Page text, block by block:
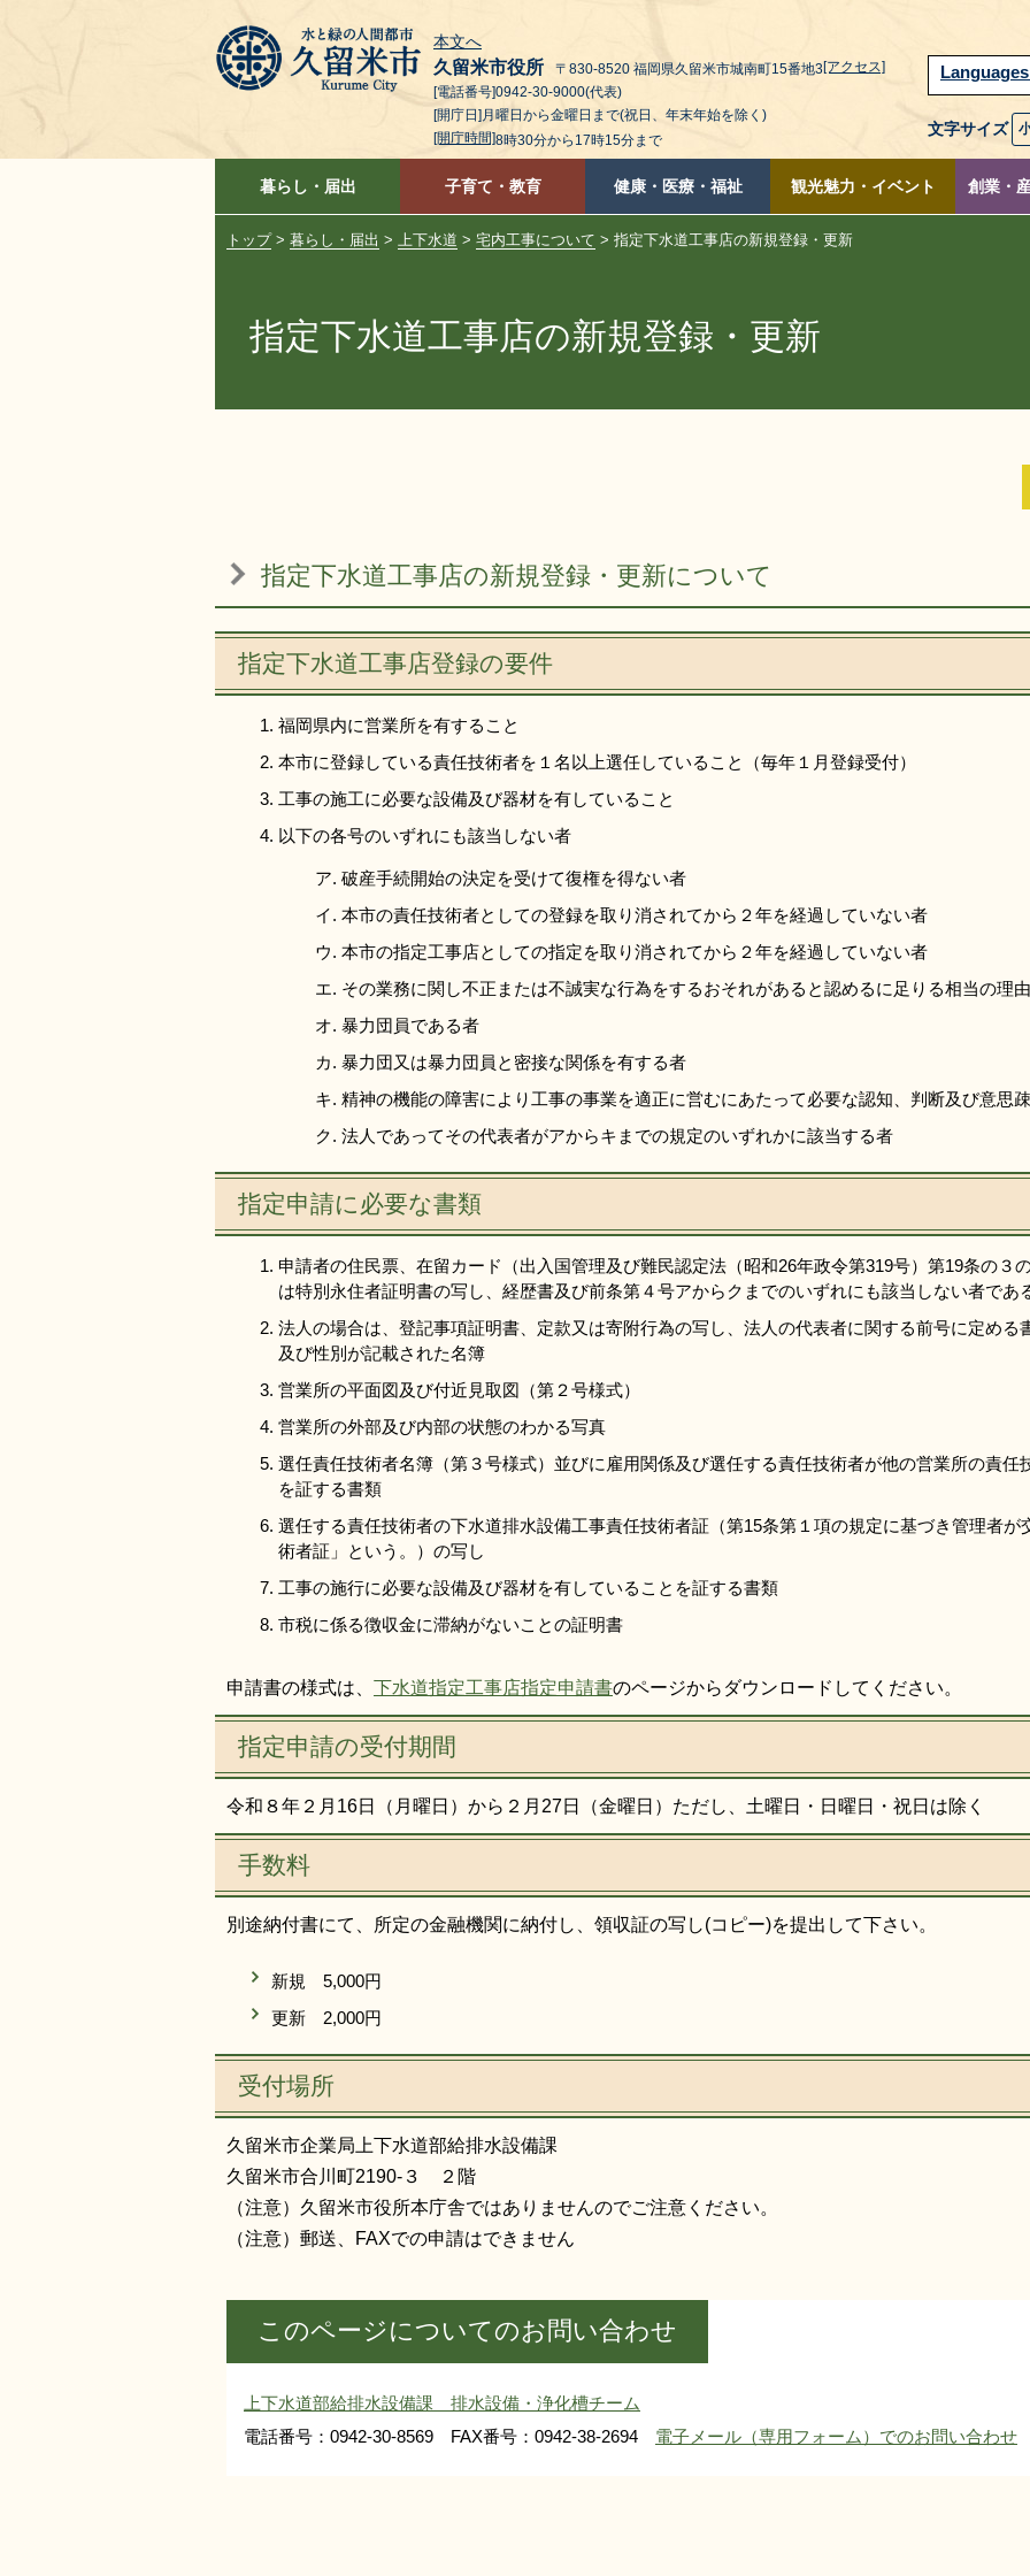
本文へ
久留米市役所 〒830-8520 福岡県久留米市城南町15番地3[アクセス]
[電話番号]0942-30-9000(代表)
[開庁日]月曜日から金曜日まで(祝日、年末年始を除く)
[開庁時間]8時30分から17時15分まで
Languages
文字サイズ
暮らし・届出 子育て・教育 健康・医療・福祉 観光魅力・イベント 創業・
トップ> 暮らし・届出 > 上下水道 > 宅内工事について > 指定下水道工事店の新規登録・更新
指定下水道工事店の新規登録・更新
指定下水道工事店の新規登録・更新について
指定下水道工事店登録の要件
福岡県内に営業所を有すること
本市に登録している責任技術者を１名以上選任していること（毎年１月登録受付）
工事の施工に必要な設備及び器材を有していること
以下の各号のいずれにも該当しない者
破産手続開始の決定を受けて復権を得ない者
本市の責任技術者としての登録を取り消されてから２年を経過していない者
本市の指定工事店としての指定を取り消されてから２年を経過していない者
その業務に関し不正または不誠実な行為をするおそれがあると認めるに足りる相当の理
暴力団員である者
暴力団又は暴力団員と密接な関係を有する者
精神の機能の障害により工事の事業を適正に営むにあたって必要な認知、判断及び意思
法人であってその代表者がアからキまでの規定のいずれかに該当する者
指定申請に必要な書類
申請者の住民票、在留カード（出入国管理及び難民認定法（昭和26年政令第319号）第19条の３
は特別永住者証明書の写し、経歴書及び前条第４号アからクまでのいずれにも該当しない者であ
法人の場合は、登記事項証明書、定款又は寄附行為の写し、法人の代表者に関する前号に定める
及び性別が記載された名簿
営業所の平面図及び付近見取図（第２号様式）
営業所の外部及び内部の状態のわかる写真
選任責任技術者名簿（第３号様式）並びに雇用関係及び選任する責任技術者が他の営業所の責任
を証する書類
選任する責任技術者の下水道排水設備工事責任技術者証（第15条第１項の規定に基づき管理者
術者証」という。）の写し
工事の施行に必要な設備及び器材を有していることを証する書類
市税に係る徴収金に滞納がないことの証明書
申請書の様式は、 下水道指定工事店指定申請書のページからダウンロードしてください。
指定申請の受付期間
令和８年２月16日（月曜日）から２月27日（金曜日）ただし、土曜日・日曜日・祝日は除く
手数料
別途納付書にて、所定の金融機関に納付し、領収証の写し(コピー)を提出して下さい。
新規 5,000円
更新 2,000円
受付場所
久留米市企業局上下水道部給排水設備課
久留米市合川町2190-３ ２階
（注意）久留米市役所本庁舎ではありませんのでご注意ください。
（注意）郵送、FAXでの申請はできません
このページについてのお問い合わせ
上下水道部給排水設備課 排水設備・浄化槽チーム
電話番号：0942-30-8569 FAX番号：0942-38-2694 電子メール（専用フォーム）でのお問い合わせ